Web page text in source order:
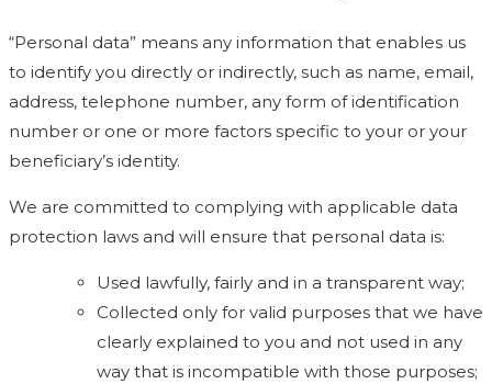
“Personal data” means any information that enables us
to identify you directly or indirectly, such as name, email,
address, telephone number, any form of identification
number or one or more factors specific to your or your
beneficiary’s identity.
We are committed to complying with applicable data
protection laws and will ensure that personal data is:
Used lawfully, fairly and in a transparent way;
Collected only for valid purposes that we have
clearly explained to you and not used in any
way that is incompatible with those purposes;